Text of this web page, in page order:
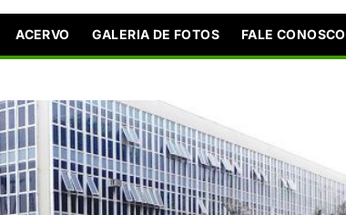
ACERVO GALERIA DE FOTOS FALE CONOSCO